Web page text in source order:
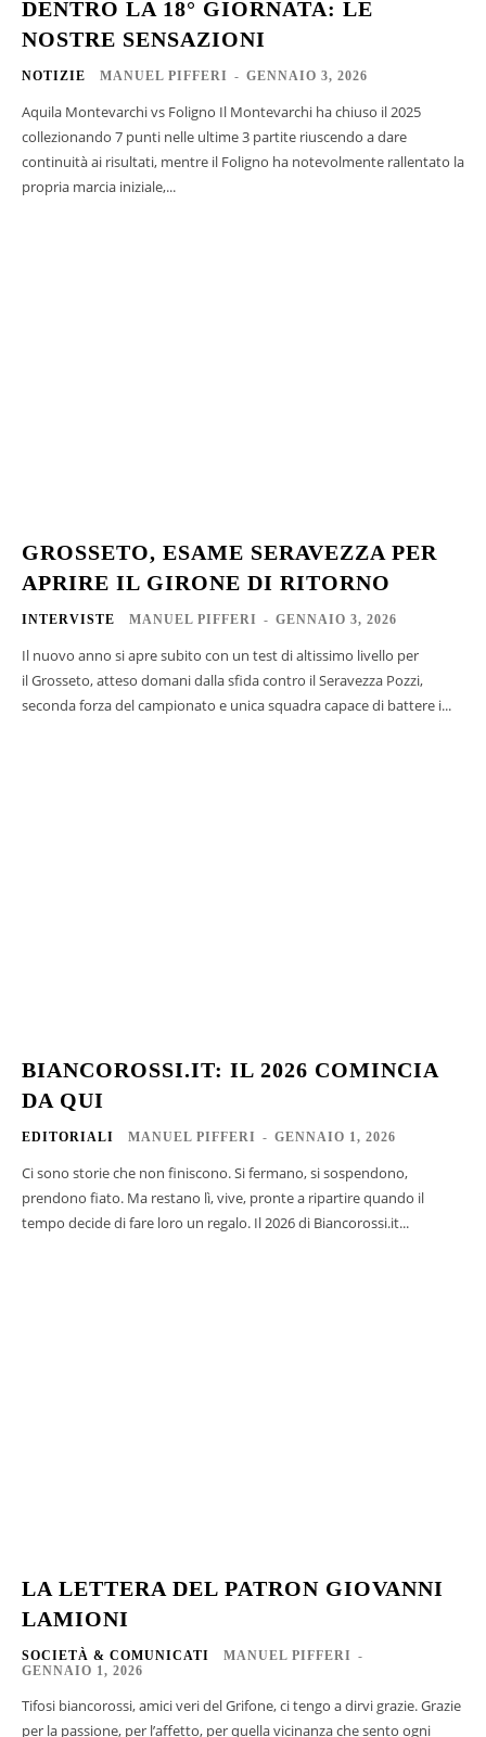
DENTRO LA 18° GIORNATA: LE
NOSTRE SENSAZIONI
NOTIZIE MANUEL PIFFERI - GENNAIO 3, 2026
Aquila Montevarchi vs Foligno Il Montevarchi ha chiuso il 2025
collezionando 7 punti nelle ultime 3 partite riuscendo a dare
continuità ai risultati, mentre il Foligno ha notevolmente rallentato la
propria marcia iniziale,...
GROSSETO, ESAME SERAVEZZA PER
APRIRE IL GIRONE DI RITORNO
INTERVISTE MANUEL PIFFERI - GENNAIO 3, 2026
Il nuovo anno si apre subito con un test di altissimo livello per
il Grosseto, atteso domani dalla sfida contro il Seravezza Pozzi,
seconda forza del campionato e unica squadra capace di battere i...
BIANCOROSSI.IT: IL 2026 COMINCIA
DA QUI
EDITORIALI MANUEL PIFFERI - GENNAIO 1, 2026
Ci sono storie che non finiscono. Si fermano, si sospendono,
prendono fiato. Ma restano lì, vive, pronte a ripartire quando il
tempo decide di fare loro un regalo. Il 2026 di Biancorossi.it...
LA LETTERA DEL PATRON GIOVANNI
LAMIONI
SOCIETÀ & COMUNICATI MANUEL PIFFERI -
GENNAIO 1, 2026
Tifosi biancorossi, amici veri del Grifone, ci tengo a dirvi grazie. Grazie
per la passione, per l’affetto, per quella vicinanza che sento ogni